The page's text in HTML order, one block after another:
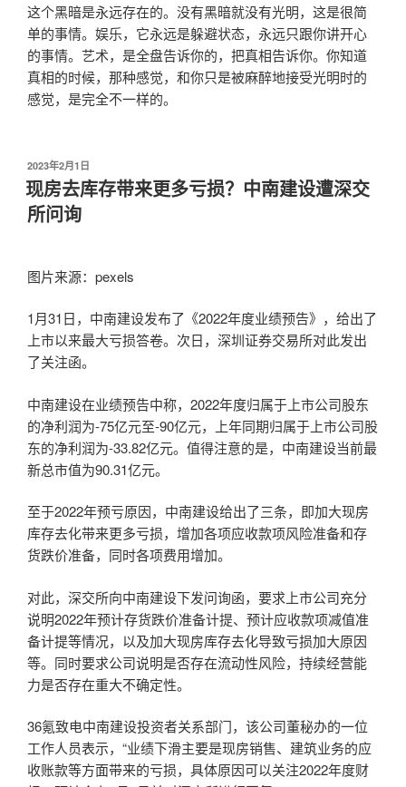
这个黑暗是永远存在的。没有黑暗就没有光明，这是很简
单的事情。娱乐，它永远是躲避状态，永远只跟你讲开心
的事情。艺术，是全盘告诉你的，把真相告诉你。你知道
真相的时候，那种感觉，和你只是被麻醉地接受光明时的
感觉，是完全不一样的。
发
布
于
2023年2月1日
现房去库存带来更多亏损？中南建设遭深交
所问询
图片来源：pexels
1月31日，中南建设发布了《2022年度业绩预告》，给出了
上市以来最大亏损答卷。次日，深圳证券交易所对此发出
了关注函。
中南建设在业绩预告中称，2022年度归属于上市公司股东
的净利润为-75亿元至-90亿元，上年同期归属于上市公司股
东的净利润为-33.82亿元。值得注意的是，中南建设当前最
新总市值为90.31亿元。
至于2022年预亏原因，中南建设给出了三条，即加大现房
库存去化带来更多亏损，增加各项应收款项风险准备和存
货跌价准备，同时各项费用增加。
对此，深交所向中南建设下发问询函，要求上市公司充分
说明2022年预计存货跌价准备计提、预计应收款项减值准
备计提等情况，以及加大现房库存去化导致亏损加大原因
等。同时要求公司说明是否存在流动性风险，持续经营能
力是否存在重大不确定性。
36氪致电中南建设投资者关系部门，该公司董秘办的一位
工作人员表示，“业绩下滑主要是现房销售、建筑业务的应
收账款等方面带来的亏损，具体原因可以关注2022年度财